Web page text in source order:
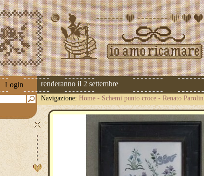
Login riprenderanno il 2 settembre
Navigazione: Home - Schemi punto croce - Renato Parolin